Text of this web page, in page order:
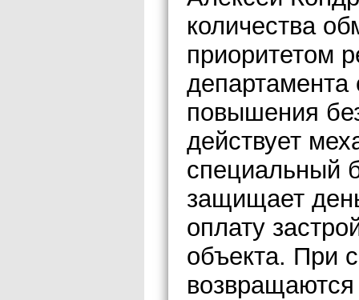
количества
приоритетом
департамента
повышения
действует
специальный
защищает
оплату
объекта. При